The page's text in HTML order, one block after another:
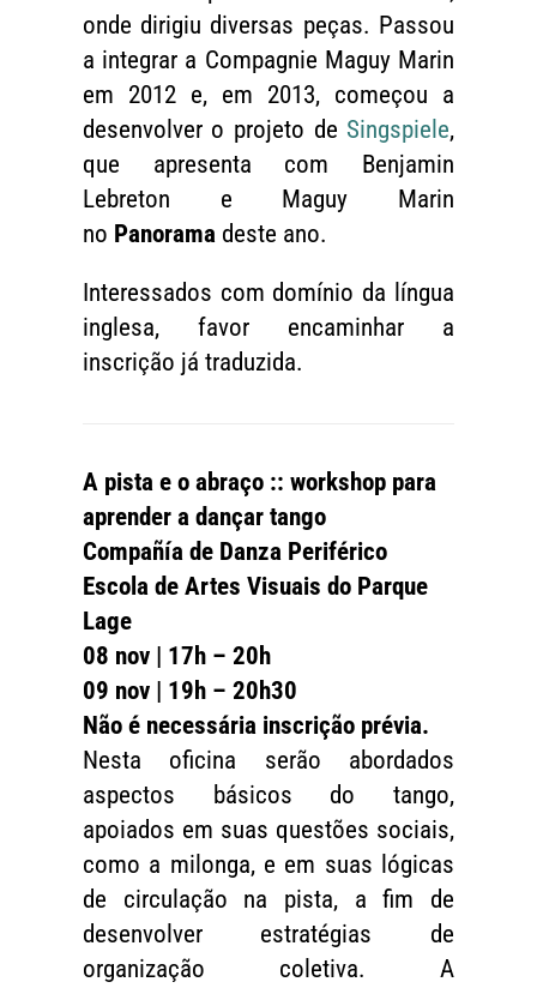
onde dirigiu diversas peças. Passou
a integrar a Compagnie Maguy Marin
em 2012 e, em 2013, começou a
desenvolver o projeto de Singspiele,
que apresenta com Benjamin
Lebreton e Maguy Marin
no Panoramadeste ano.
Interessados com domínio da língua
inglesa, favor encaminhar a
inscrição já traduzida.
A pista e o abraço :: workshop para
aprender a dançar tango
Compañía de Danza Periférico
Escola de Artes Visuais do Parque
Lage
08 nov | 17h – 20h
09 nov | 19h – 20h30
Não é necessária inscrição prévia.
Nesta oficina serão abordados
aspectos básicos do tango,
apoiados em suas questões sociais,
como a milonga, e em suas lógicas
de circulação na pista, a fim de
desenvolver estratégias de
organização coletiva. A